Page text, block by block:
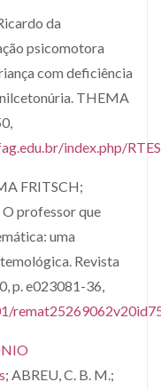
da
psicomotora
com deficiência
THEMA
index.php/
FRITSCH;
professor que
uma
Revista
p. e023081-36,
; ABREU, C. B. M.;